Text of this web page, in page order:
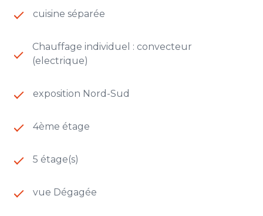
cuisine séparée
Chauffage individuel : convecteur
(electrique)
exposition Nord-Sud
4ème étage
5 étage(s)
vue Dégagée